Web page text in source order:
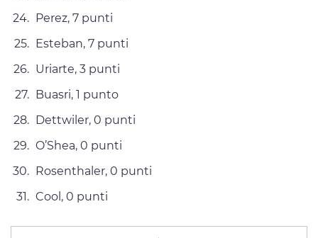
Perez, 7 punti
Esteban, 7 punti
Uriarte, 3 punti
Buasri, 1 punto
Dettwiler, 0 punti
O’Shea, 0 punti
Rosenthaler, 0 punti
Cool, 0 punti